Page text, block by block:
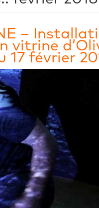
–
vitrine
17 février